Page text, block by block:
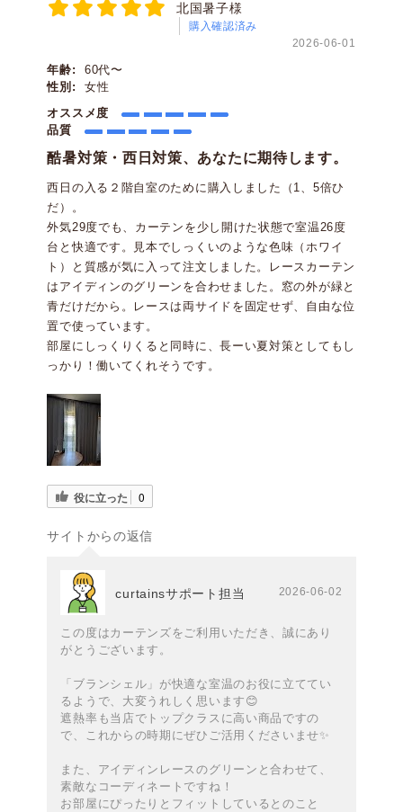
北国暑子様
購入確認済み
2026-06-01
年齢:
60代〜
性別:
女性
オススメ度
品質
酷暑対策・西日対策、あなたに期待します。
西日の入る２階自室のために購入しました（1、5倍ひ
だ）。
外気29度でも、カーテンを少し開けた状態で室温26度
台と快適です。見本でしっくいのような色味（ホワイ
ト）と質感が気に入って注文しました。レースカーテン
はアイディンのグリーンを合わせました。窓の外が緑と
青だけだから。レースは両サイドを固定せず、自由な位
置で使っています。
部屋にしっくりくると同時に、長ーい夏対策としてもし
っかり！働いてくれそうです。
役に立った 0
サイトからの返信
curtainsサポート担当 2026-06-02
この度はカーテンズをご利用いただき、誠にあり
がとうございます。
「ブランシェル」が快適な室温のお役に立ててい
るようで、大変うれしく思います😊
遮熱率も当店でトップクラスに高い商品ですの
で、これからの時期にぜひご活用くださいませ✨️
また、アイディンレースのグリーンと合わせて、
素敵なコーディネートですね！
お部屋にぴったりとフィットしているとのこと